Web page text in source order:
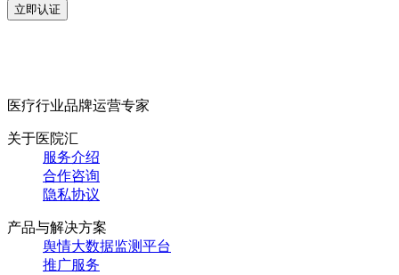
立即认证
医疗行业品牌运营专家
关于医院汇
服务介绍
合作咨询
隐私协议
产品与解决方案
舆情大数据监测平台
推广服务